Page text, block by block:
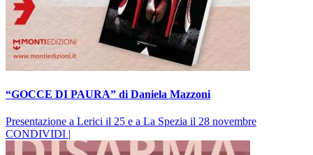
“GOCCE DI PAURA” di Daniela Mazzoni
Presentazione a Lerici il 25 e a La Spezia il 28 novembre
CONDIVIDI |